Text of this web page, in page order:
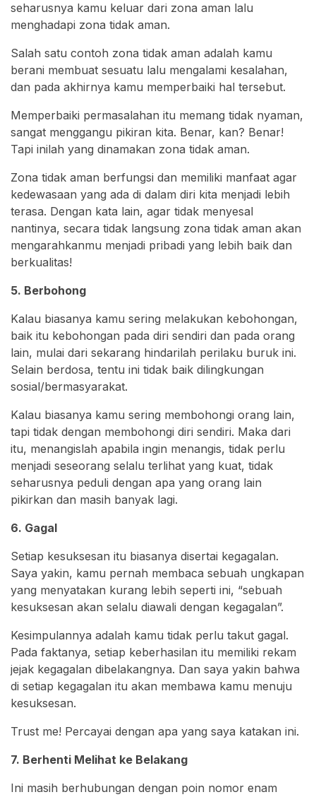
seharusnya kamu keluar dari zona aman lalu
menghadapi zona tidak aman.
Salah satu contoh zona tidak aman adalah kamu
berani membuat sesuatu lalu mengalami kesalahan,
dan pada akhirnya kamu memperbaiki hal tersebut.
Memperbaiki permasalahan itu memang tidak nyaman,
sangat menggangu pikiran kita. Benar, kan? Benar!
Tapi inilah yang dinamakan zona tidak aman.
Zona tidak aman berfungsi dan memiliki manfaat agar
kedewasaan yang ada di dalam diri kita menjadi lebih
terasa. Dengan kata lain, agar tidak menyesal
nantinya, secara tidak langsung zona tidak aman akan
mengarahkanmu menjadi pribadi yang lebih baik dan
berkualitas!
5. Berbohong
Kalau biasanya kamu sering melakukan kebohongan,
baik itu kebohongan pada diri sendiri dan pada orang
lain, mulai dari sekarang hindarilah perilaku buruk ini.
Selain berdosa, tentu ini tidak baik dilingkungan
sosial/bermasyarakat.
Kalau biasanya kamu sering membohongi orang lain,
tapi tidak dengan membohongi diri sendiri. Maka dari
itu, menangislah apabila ingin menangis, tidak perlu
menjadi seseorang selalu terlihat yang kuat, tidak
seharusnya peduli dengan apa yang orang lain
pikirkan dan masih banyak lagi.
6. Gagal
Setiap kesuksesan itu biasanya disertai kegagalan.
Saya yakin, kamu pernah membaca sebuah ungkapan
yang menyatakan kurang lebih seperti ini, “sebuah
kesuksesan akan selalu diawali dengan kegagalan”.
Kesimpulannya adalah kamu tidak perlu takut gagal.
Pada faktanya, setiap keberhasilan itu memiliki rekam
jejak kegagalan dibelakangnya. Dan saya yakin bahwa
di setiap kegagalan itu akan membawa kamu menuju
kesuksesan.
Trust me! Percayai dengan apa yang saya katakan ini.
7. Berhenti Melihat ke Belakang
Ini masih berhubungan dengan poin nomor enam